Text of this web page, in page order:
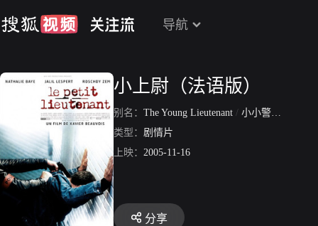
导航
小上尉（法语版）
别名： The Young Lieutenant / 小小警官
类型： 剧情片
上映： 2005-11-16
分享